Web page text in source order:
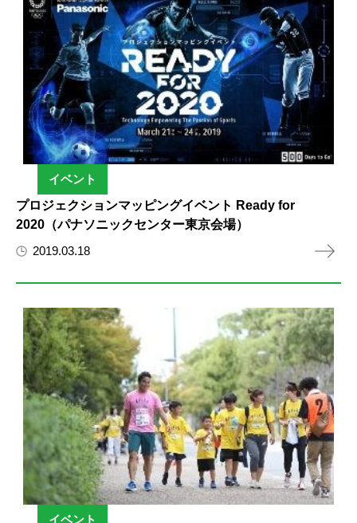
イベント
プロジェクションマッピングイベント Ready for
2020（パナソニックセンター東京会場）
2019.03.18
イベント